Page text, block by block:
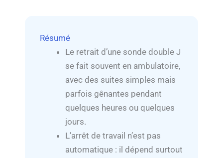
Résumé
Le retrait d’une sonde double J
se fait souvent en ambulatoire,
avec des suites simples mais
parfois gênantes pendant
quelques heures ou quelques
jours.
L’arrêt de travail n’est pas
automatique : il dépend surtout